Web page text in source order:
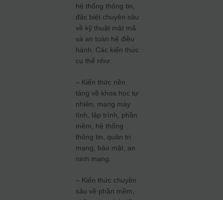
hệ thống thông tin,
đặc biệt chuyên sâu
về kỹ thuật mật mã
và an toàn hệ điều
hành. Các kiến thức
cụ thể như:
– Kiến thức nền
tảng về khoa học tự
nhiên, mạng máy
tính, lập trình, phần
mềm, hệ thống
thông tin, quản trị
mạng, bảo mật, an
ninh mạng.
– Kiến thức chuyên
sâu về phần mềm,